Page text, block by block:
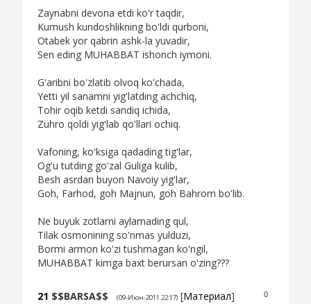
Zaynabni devona etdi ko'r taqdir,
Kumush kundoshlikning bo'ldi qurboni,
Otabek yor qabrin ashk-la yuvadir,
Sen eding MUHABBAT ishonch iymoni.
G'aribni bo'zlatib olvoq ko'chada,
Yetti yil sanamni yig'latding achchiq,
Tohir oqib ketdi sandiq ichida,
Zuhro qoldi yig'lab qo'llari ochiq.
Vafoning, ko'ksiga qadading tig'lar,
Og'u tutding go'zal Guliga kulib,
Besh asrdan buyon Navoiy yig'lar,
Goh, Farhod, goh Majnun, goh Bahrom bo'lib.
Ne buyuk zotlarni aylamading qul,
Tilak osmonining so'nmas yulduzi,
Bormi armon ko'zi tushmagan ko'ngil,
MUHABBAT kimga baxt berursan o'zing???
0
21 $$BARSA$$ (09-Июн-2011 22:17) [Материал]